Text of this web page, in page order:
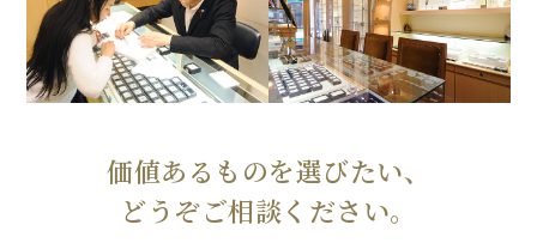
価値あるものを選びたい、
どうぞご相談ください。